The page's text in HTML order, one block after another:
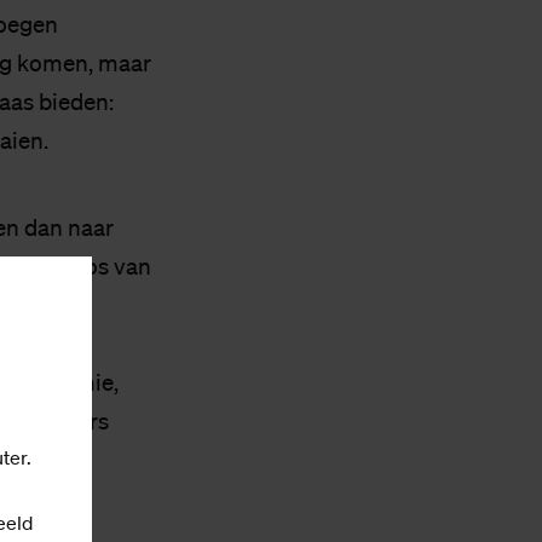
komen, maar
bieden:
dan naar
BBT los van
academie,
Peeters